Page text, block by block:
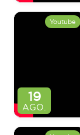
19
AGO.
Youtube